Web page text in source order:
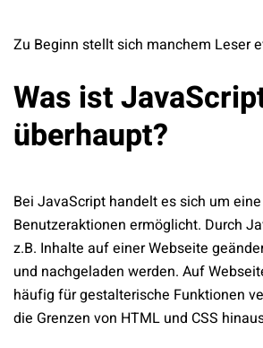
Zu Beginn stellt sich manchem Leser
Was ist
überhaupt?
Bei JavaScript handelt es sich um
Benutzeraktionen ermöglicht. Durch
z.B. Inhalte auf einer Webseite
und nachgeladen werden. Auf
häufig für gestalterische Funktionen
die Grenzen von HTML und CSS